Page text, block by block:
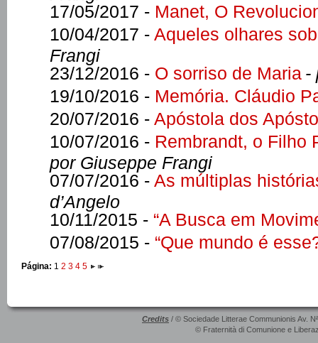
17/05/2017 - Manet, O
10/04/2017 - Aqueles olhares
Frangi
23/12/2016 - O sorriso de Maria -
19/10/2016 - Memória. Cláudio
20/07/2016 - Apóstola dos
10/07/2016 - Rembrandt, o Filho
por Giuseppe Frangi
07/07/2016 - As múltiplas
d’Angelo
10/11/2015 - “A Busca em
07/08/2015 - “Que mundo é
Página: 1 2 3 4 5
Credits / © Sociedade Litterae Communionis Av.
© Fraternità di Comunione e